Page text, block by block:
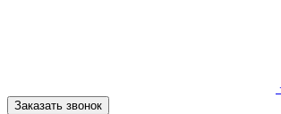
Заказать звонок